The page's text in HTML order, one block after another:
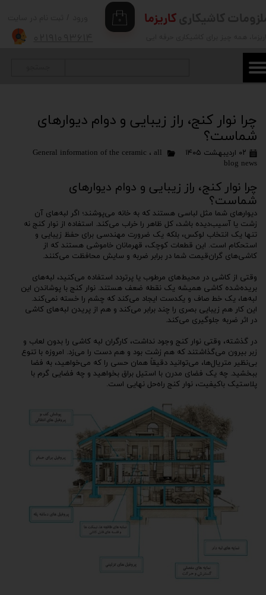
۰
تغییر گذر واژه
سفارشات
کاریزما
چرا نوار کنج، راز زیبایی و دوام دیوارهای
شماست؟
۰۲ اردیبهشت ۱۴۰۵ General information of the ceramic ، all
blog news
چرا نوار کنج، راز زیبایی و دوام دیوارهای
شماست؟
دیوارهای شما مثل لباسی هستند که به خانه می‌پوشند؛ اگر لبه‌های آن
زشت یا آسیب‌دیده باشد، کل ظاهر را خراب می‌کند. استفاده از نوار کنج نه
تنها یک انتخاب لوکس، بلکه یک ضرورت مهندسی برای حفظ زیبایی و
استحکام است. این قطعات کوچک، قهرمانان خاموشی هستند که از
کاشی‌های گران‌قیمت شما در برابر ضربه و سایش محافظت می‌کنند.
وقتی از کاشی در محیط‌های مرطوب یا پرتردد استفاده می‌کنید، لبه‌های
بریده‌شده کاشی همیشه یک نقطه ضعف هستند. نوار کنج با پوشاندن این
لبه‌ها، یک خط صاف و یکدست ایجاد می‌کند که چشم را خسته نمی‌کند.
این کار هم زیبایی بصری را چند برابر می‌کند و هم از پریدن لبه‌های کاشی
در اثر ضربه جلوگیری می‌کند.
در گذشته، وقتی نوار کنج وجود نداشت، کارگران لبه کاشی را بدون لعاب و
زبر بیرون می‌گذاشتند که هم زشت بود و هم دست را می‌زد. امروزه با تنوع
بی‌نظیر متریال‌ها، می‌توانید دقیقاً همان حسی را که می‌خواهید، به فضا
ببخشید. چه یک فضای مدرن با استیل براق بخواهید و چه فضایی گرم با
پلاستیک باکیفیت، نوار کنج راه‌حل نهایی است.